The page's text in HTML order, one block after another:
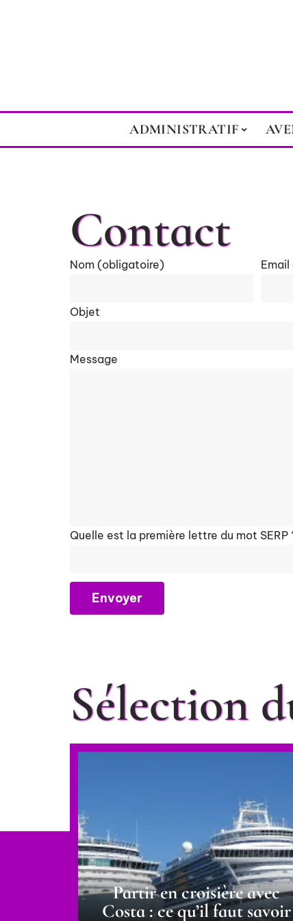
ADMINISTRATIF
Contact
Nom (obligatoire)
Objet
Message
Quelle est la première lettre du mot SERP
Sélection
Partir en croisière avec
Costa : ce qu’il faut savoir